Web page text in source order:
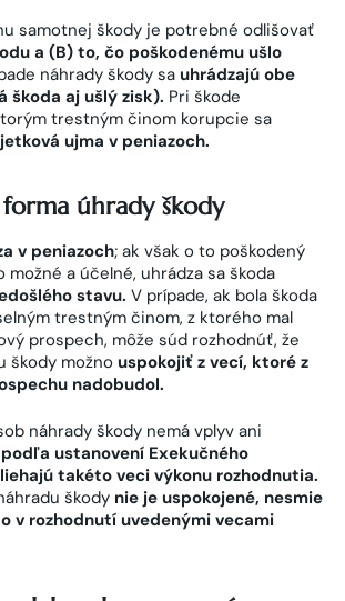
samotnej škody je potrebné odlišovať
a (B) to, čo poškodenému ušlo
náhrady škody sa uhrádzajú obe
škoda aj ušlý zisk). Pri škode
trestným činom korupcie sa
ujma v peniazoch.
forma úhrady škody
v peniazoch; ak však o to poškodený
možné a účelné, uhrádza sa škoda
stavu. V prípade, ak bola škoda
trestným činom, z ktorého mal
prospech, môže súd rozhodnúť, že
škody možno uspokojiť z vecí, ktoré z
nadobudol.
náhrady škody nemá vplyv ani
ustanovení Exekučného
takéto veci výkonu rozhodnutia.
škody nie je uspokojené, nesmie
v rozhodnutí uvedenými vecami